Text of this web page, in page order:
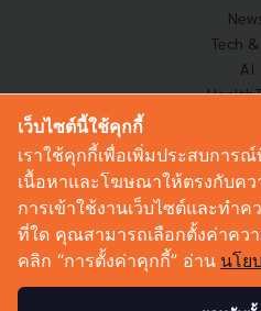
Tech
AI
Corp
Saucy
เว็บไซต์นี้ใช้คุกกี้
เราใช้คุกกี้เพื่อเพิ่มประสบการ
เนื้อหาและโฆษณาให้ตรงกับคว
การเข้าใช้งานเว็บไซต์และทำค
ที่ใด คุณสามารถเลือกตั้งค่าคว
คลิก “การตั้งค่าคุกกี้” อ่าน นโย